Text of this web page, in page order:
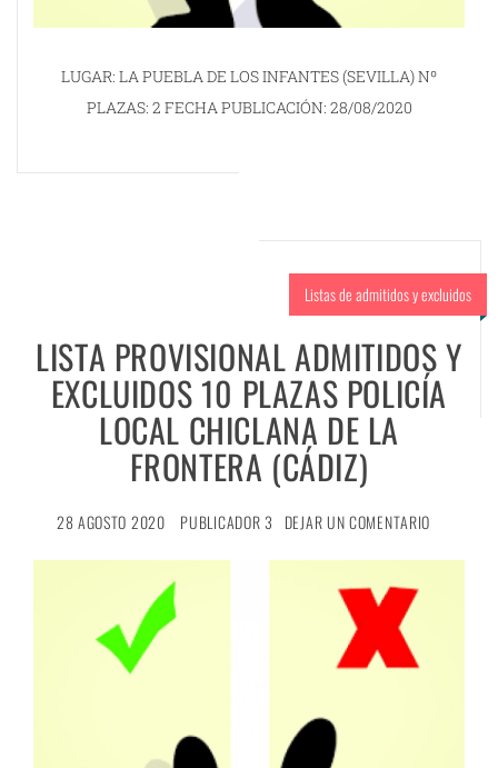
LUGAR: LA PUEBLA DE LOS INFANTES (SEVILLA) Nº
PLAZAS: 2 FECHA PUBLICACIÓN: 28/08/2020
Listas de admitidos y excluidos
LISTA PROVISIONAL ADMITIDOS Y
EXCLUIDOS 10 PLAZAS POLICÍA
LOCAL CHICLANA DE LA
FRONTERA (CÁDIZ)
28 AGOSTO 2020 PUBLICADOR 3 DEJAR UN COMENTARIO